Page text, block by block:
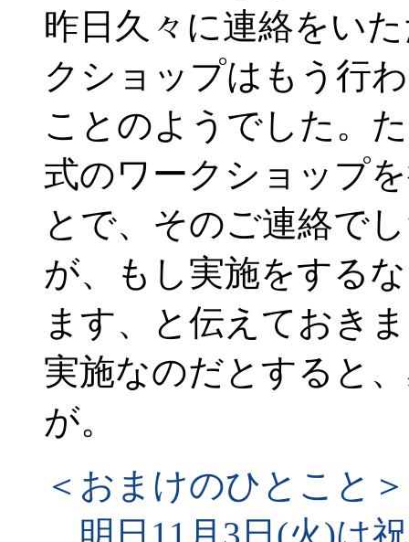
昨日久々に連絡をい
クショップはもう行
ことのようでした。
式のワークショップ
とで、そのご連絡で
が、もし実施をする
ます、と伝えておき
実施なのだとすると
が。
＜おまけのひとこと＞